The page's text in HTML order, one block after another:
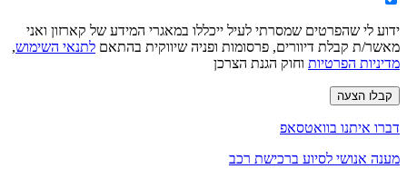
ידוע לי שהפרטים שמסרתי לעיל ייכללו במאגרי המידע של קארזון ואני
מאשר/ת קבלת דיוורים, פרסומות ופניה שיווקית בהתאם לתנאי השימוש,
מדיניות הפרטיות וחוק הגנת הצרכן
קבלו הצעה
דברו איתנו בוואטסאפ
מענה אנושי לסיוע ברכישת רכב